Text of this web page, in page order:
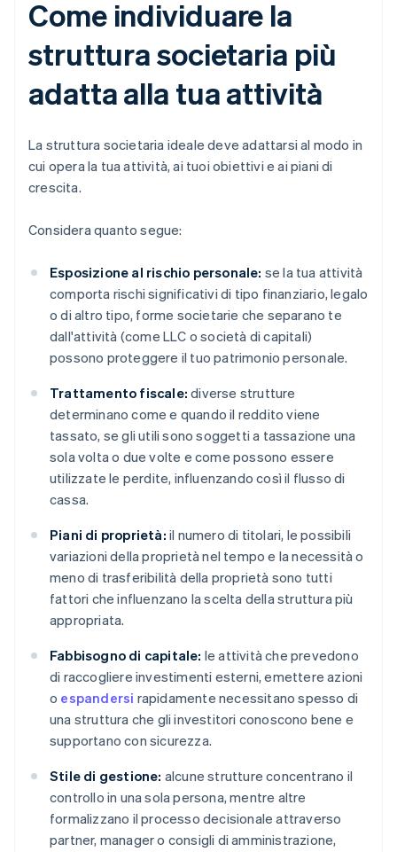
Come individuare la
struttura societaria più
adatta alla tua attività
La struttura societaria ideale deve adattarsi al modo in
cui opera la tua attività, ai tuoi obiettivi e ai piani di
crescita.
Considera quanto segue:
Esposizione al rischio personale: se la tua attività
comporta rischi significativi di tipo finanziario, legalo
o di altro tipo, forme societarie che separano te
dall'attività (come LLC o società di capitali)
possono proteggere il tuo patrimonio personale.
Trattamento fiscale: diverse strutture
determinano come e quando il reddito viene
tassato, se gli utili sono soggetti a tassazione una
sola volta o due volte e come possono essere
utilizzate le perdite, influenzando così il flusso di
cassa.
Piani di proprietà: il numero di titolari, le possibili
variazioni della proprietà nel tempo e la necessità o
meno di trasferibilità della proprietà sono tutti
fattori che influenzano la scelta della struttura più
appropriata.
Fabbisogno di capitale: le attività che prevedono
di raccogliere investimenti esterni, emettere azioni
o espandersi rapidamente necessitano spesso di
una struttura che gli investitori conoscono bene e
supportano con sicurezza.
Stile di gestione: alcune strutture concentrano il
controllo in una sola persona, mentre altre
formalizzano il processo decisionale attraverso
partner, manager o consigli di amministrazione,